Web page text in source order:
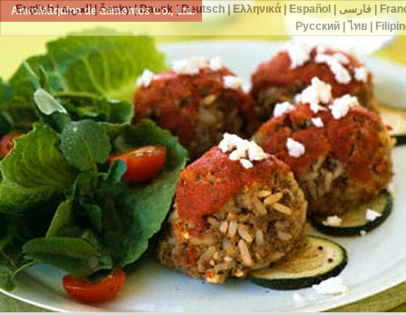
AnkoMáquina de alimentos Co., Ltd.
English|العربية| česky|Dansk| Deutsch|Ελληνικά|Español فارسی|
Русский| ไทย|